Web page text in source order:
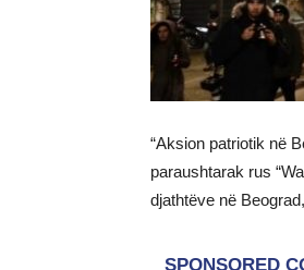
“Aksion patriotik në
paraushtarak rus
djathtëve në